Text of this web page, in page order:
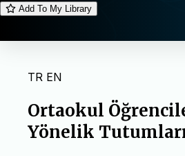
Add To My Library
TR EN
Ortaokul
Yönelik